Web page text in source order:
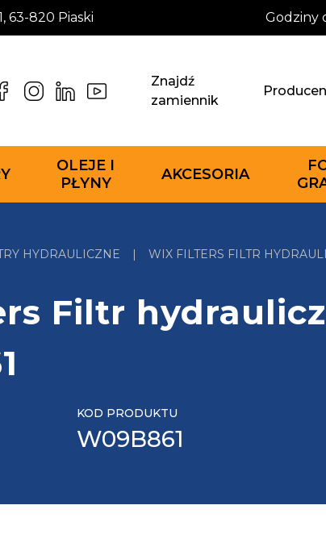
63-820 Piaski Godziny
Znajdź
zamiennik
OLEJE I
PŁYNY
AKCESORIA
HYDRAULICZNE | WIX FILTERS FILTR
Filtr
KOD PRODUKTU
W09B861